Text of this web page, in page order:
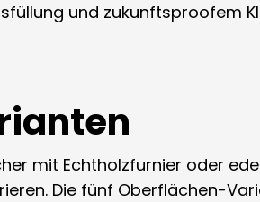
und zukunftspro­ofem
mit Echtholzfurnier oder
Die fünf Oberflächen-